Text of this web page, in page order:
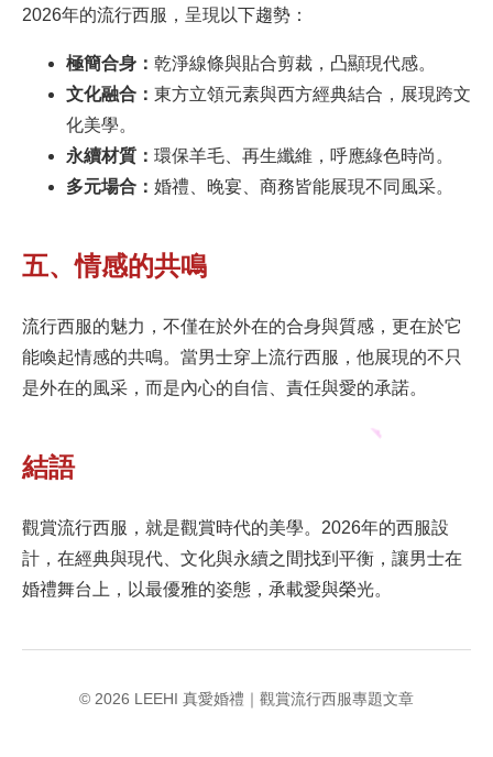
2026年的流行西服，呈現以下趨勢：
極簡合身： 乾淨線條與貼合剪裁，凸顯現代感。
文化融合： 東方立領元素與西方經典結合，展現跨文
化美學。
永續材質： 環保羊毛、再生纖維，呼應綠色時尚。
多元場合： 婚禮、晚宴、商務皆能展現不同風采。
五、情感的共鳴
流行西服的魅力，不僅在於外在的合身與質感，更在於它
能喚起情感的共鳴。當男士穿上流行西服，他展現的不只
是外在的風采，而是內心的自信、責任與愛的承諾。
結語
觀賞流行西服，就是觀賞時代的美學。2026年的西服設
計，在經典與現代、文化與永續之間找到平衡，讓男士在
婚禮舞台上，以最優雅的姿態，承載愛與榮光。
© 2026 LEEHI 真愛婚禮｜觀賞流行西服專題文章